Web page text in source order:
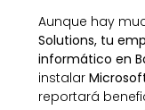
Aunque hay
Solutions, tu
informático en
instalar
reportará